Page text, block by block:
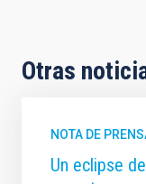
Otras
NOTA DE
Un eclipse